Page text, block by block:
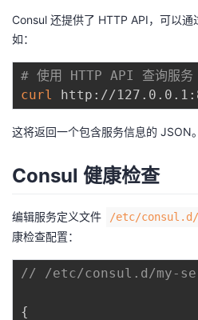
Consul 还提供了 HTTP API，可以
如：
# 使用 HTTP API 查询服务
curl
这将返回一个包含服务信息的 JSON。
Consul 健康检查
编辑服务定义文件 /etc/
康检查配置：
// /etc/consul.d/my-
{